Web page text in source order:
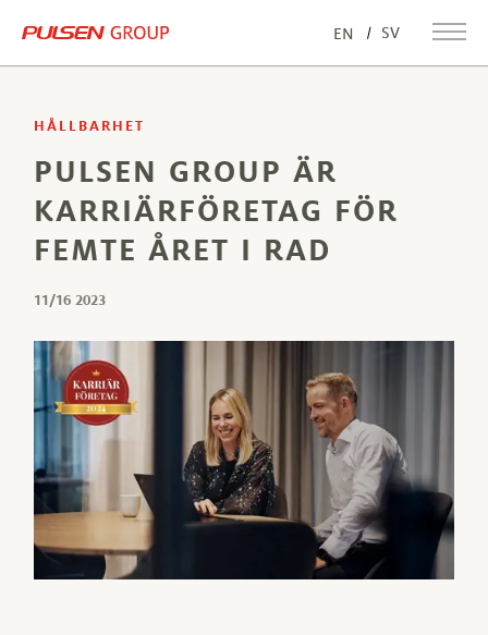
EN SV
HÅLLBARHET
PULSEN GROUP ÄR
KARRIÄRFÖRETAG FÖR
FEMTE ÅRET I RAD
11/16 2023